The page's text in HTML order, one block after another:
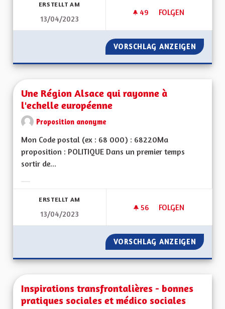
ERSTELLT AM
13/04/2023
49 49 FOLLOWER
FOLGEN
ETRE INNOVANT
VORSCHLAG ANZEIGEN ETRE
Une Région Alsace qui rayonne à
l'echelle européenne
Proposition anonyme
Mon Code postal (ex : 68 000) : 68220Ma
proposition : POLITIQUE Dans un premier temps
sortir de...
ERSTELLT AM
13/04/2023
56 56 FOLLOWER
FOLGEN
UNE RÉGION
VORSCHLAG ANZEIGEN UNE
Inspirations transfrontalières - bonnes
pratiques sociales et médico sociales